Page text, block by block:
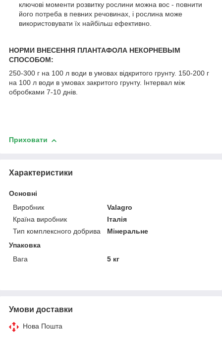
ключові моменти розвитку рослини можна вос - повнити
його потреба в певних речовинах, і рослина може
використовувати їх найбільш ефективно.
НОРМИ ВНЕСЕННЯ ПЛАНТАФОЛА НЕКОРНЕВЫМ
СПОСОБОМ:
250-300 г на 100 л води в умовах відкритого грунту. 150-200 г
на 100 л води в умовах закритого грунту. Інтервал між
обробками 7-10 днів.
Приховати
Характеристики
Основні
Виробник
Valagro
Країна виробник
Італія
Тип комплексного добрива
Мінеральне
Упаковка
Вага
5 кг
Умови доставки
Нова Пошта